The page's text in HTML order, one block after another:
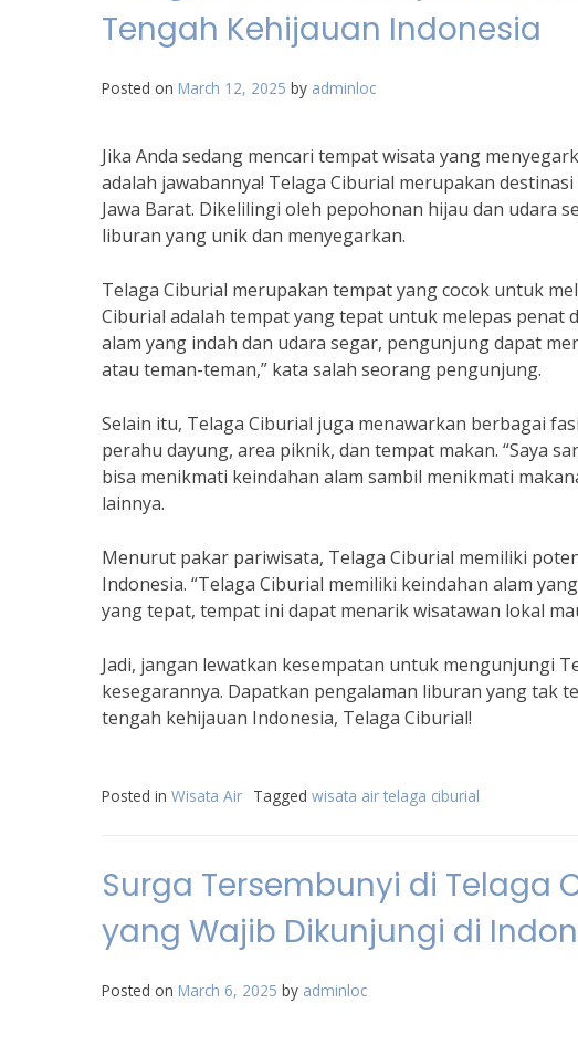
Tengah Kehijauan Indonesia
Posted on March 12, 2025 by adminloc
Jika Anda sedang mencari tempat wisata yang
adalah jawabannya! Telaga Ciburial merupakan
Jawa Barat. Dikelilingi oleh pepohonan hijau dan udara
liburan yang unik dan menyegarkan.
Telaga Ciburial merupakan tempat yang cocok untuk
Ciburial adalah tempat yang tepat untuk melepas penat
alam yang indah dan udara segar, pengunjung dapat
atau teman-teman,” kata salah seorang pengunjung.
Selain itu, Telaga Ciburial juga menawarkan berbagai
perahu dayung, area piknik, dan tempat makan. “Saya
bisa menikmati keindahan alam sambil menikmati
lainnya.
Menurut pakar pariwisata, Telaga Ciburial memiliki
Indonesia. “Telaga Ciburial memiliki keindahan alam
yang tepat, tempat ini dapat menarik wisatawan lokal
Jadi, jangan lewatkan kesempatan untuk mengunjungi
kesegarannya. Dapatkan pengalaman liburan yang tak
tengah kehijauan Indonesia, Telaga Ciburial!
Posted in Wisata Air Tagged wisata air telaga ciburial
Surga Tersembunyi di Telaga
yang Wajib Dikunjungi di
Posted on March 6, 2025 by adminloc